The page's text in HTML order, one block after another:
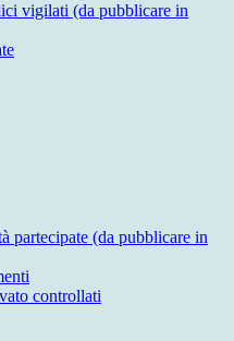
vigilati (da pubblicare in
partecipate (da pubblicare in
controllati